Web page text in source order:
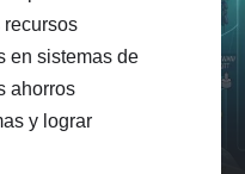
en sistemas de
ahorros
y lograr